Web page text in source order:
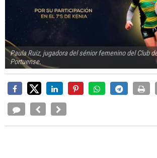
Paula Ruiz, jugadora del sénior femenino del Club
Portuense.